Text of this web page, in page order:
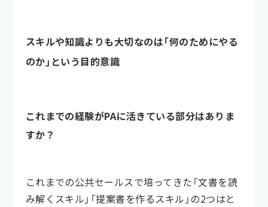
スキルや知識よりも大切なのは「何のためにやる
のか」という目的意識
これまでの経験がPAに活きている部分はありま
すか？
これまでの公共セールスで培ってきた「文書を読
み解くスキル」「提案書を作るスキル」の2つはと